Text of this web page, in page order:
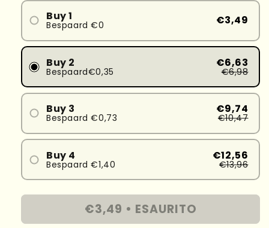
Buy 1
Bespaard €0 €3,49
Buy 2
Bespaard€0,35
€6,63
€6,98
Buy 3
Bespaard €0,73
€9,74
€10,47
Buy 4
Bespaard €1,40
€12,56
€13,96
€3,49 • ESAURITO